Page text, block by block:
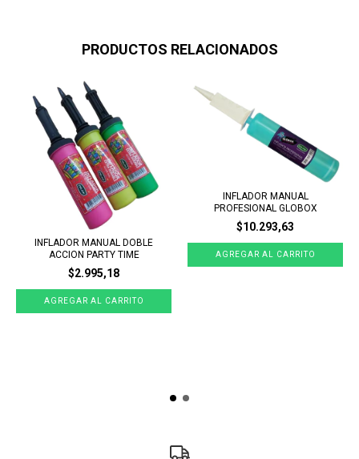
PRODUCTOS RELACIONADOS
INFLADOR MANUAL DOBLE
ACCION PARTY TIME
$2.995,18
INFLADOR MANUAL
PROFESIONAL GLOBOX
$10.293,63